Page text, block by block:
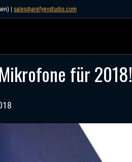
| sales@arefyevstudio.com
für 2018!